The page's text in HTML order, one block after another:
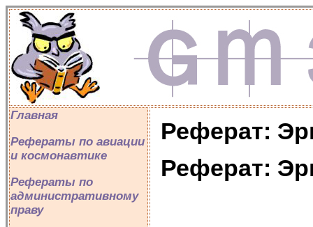
Главная
Рефераты по авиации
и космонавтике
Рефераты по
административному
праву
Реферат:
Реферат: